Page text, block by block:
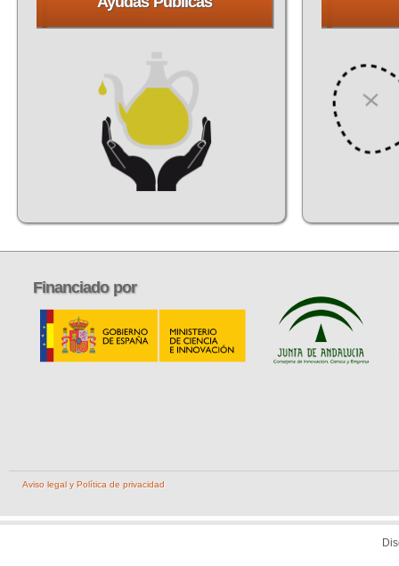
Financiadopor
Aviso legal y Política de privacidad